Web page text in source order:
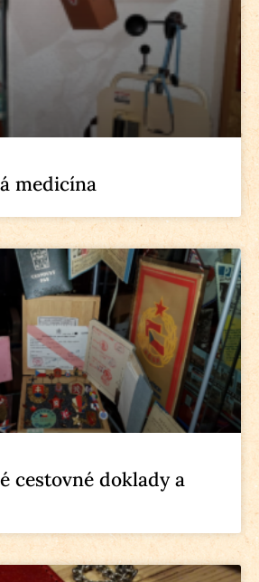
medicína
cestovné doklady a